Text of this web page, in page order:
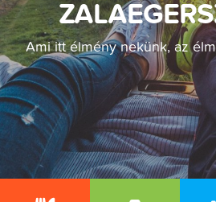
Ami itt élmény nekünk, az